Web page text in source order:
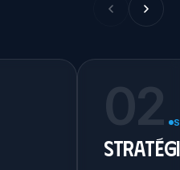
02